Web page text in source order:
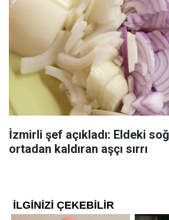
İzmirli şef açıkladı: Eldeki
ortadan kaldıran aşçı sırrı